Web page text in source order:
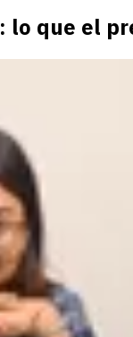
lo que el